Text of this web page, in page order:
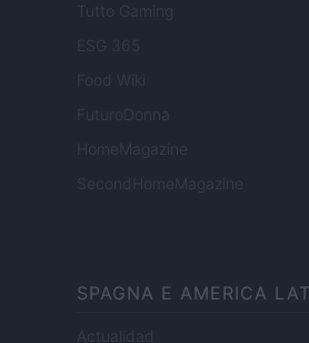
Tutto Gaming
ESG 365
Food Wiki
FuturoDonna
HomeMagazine
SecondHomeMagazine
SPAGNA E AMERICA
Actualidad